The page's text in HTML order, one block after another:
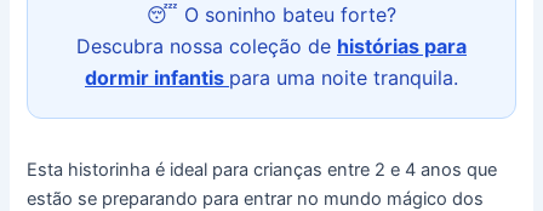
😴 O soninho bateu forte?
Descubra nossa coleção de histórias para
dormir infantis para uma noite tranquila.
Esta historinha é ideal para crianças entre 2 e 4 anos que
estão se preparando para entrar no mundo mágico dos